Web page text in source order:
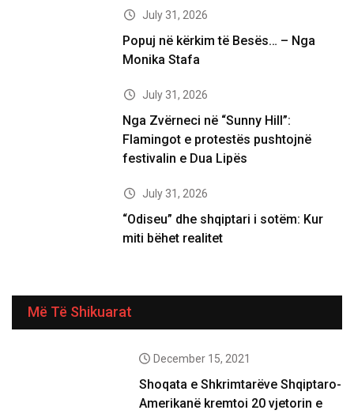
July 31, 2026
Popuj në kërkim të Besës… – Nga
Monika Stafa
July 31, 2026
Nga Zvërneci në “Sunny Hill”:
Flamingot e protestës pushtojnë
festivalin e Dua Lipës
July 31, 2026
“Odiseu” dhe shqiptari i sotëm: Kur
miti bëhet realitet
Më Të Shikuarat
December 15, 2021
Shoqata e Shkrimtarëve Shqiptaro-
Amerikanë kremtoi 20 vjetorin e